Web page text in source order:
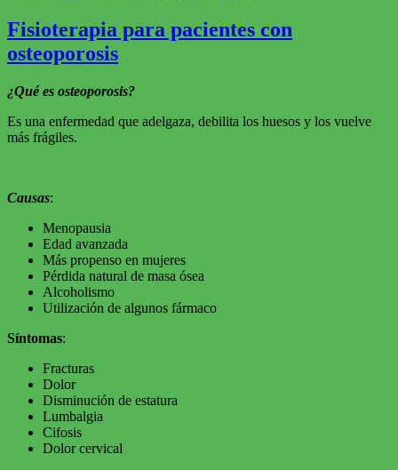
lumbalgia?
Fisioterapia para pacientes con
osteoporosis
¿Qué es osteoporosis?
Es una enfermedad que adelgaza, debilita los huesos y los vuelve
más frágiles.
Causas:
Menopausia
Edad avanzada
Más propenso en mujeres
Pérdida natural de masa ósea
Alcoholismo
Utilización de algunos fármaco
Síntomas:
Fracturas
Dolor
Disminución de estatura
Lumbalgia
Cifosis
Dolor cervical